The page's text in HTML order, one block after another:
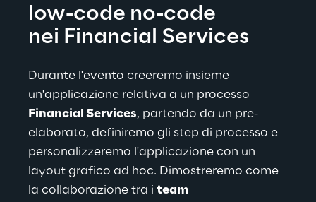
low-code no-code
nei Financial Services
Durante l'evento creeremo insieme
un'applicazione relativa a un processo
Financial Services, partendo da un pre-
elaborato, definiremo gli step di processo e
personalizzeremo l'applicazione con un
layout grafico ad hoc. Dimostreremo come
la collaborazione tra i team